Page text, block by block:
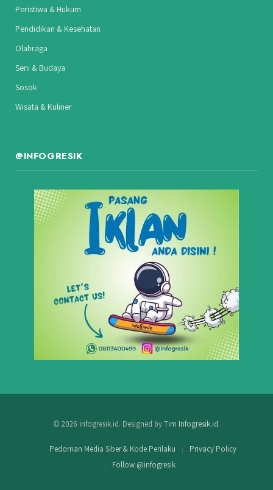
Peristiwa & Hukum
Pendidikan & Kesehatan
Olahraga
Seni & Budaya
Sosok
Wisata & Kuliner
@INFOGRESIK
© 2026 infogresik.id. Designed byTim Infogresik.id.
Pedoman Media Siber & Kode Perilaku
Privacy Policy
Follow @infogresik